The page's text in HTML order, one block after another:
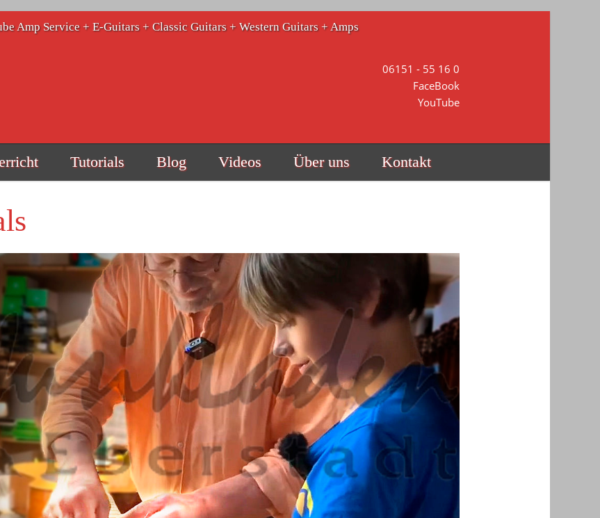
Amp Service + E-Guitars + Classic Guitars + Western Guitars + Amps
06151 - 55 16 0
FaceBook
YouTube
Tutorials Blog Videos Über uns Kontakt